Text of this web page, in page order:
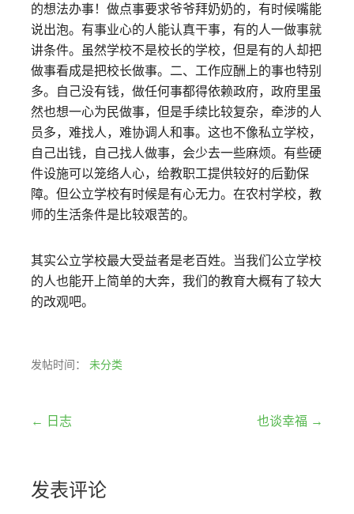
的想法办事！做点事要求爷爷拜奶奶的，有时候嘴能
说出泡。有事业心的人能认真干事，有的人一做事就
讲条件。虽然学校不是校长的学校，但是有的人却把
做事看成是把校长做事。二、工作应酬上的事也特别
多。自己没有钱，做任何事都得依赖政府，政府里虽
然也想一心为民做事，但是手续比较复杂，牵涉的人
员多，难找人，难协调人和事。这也不像私立学校，
自己出钱，自己找人做事，会少去一些麻烦。有些硬
件设施可以笼络人心，给教职工提供较好的后勤保
障。但公立学校有时候是有心无力。在农村学校，教
师的生活条件是比较艰苦的。
其实公立学校最大受益者是老百姓。当我们公立学校
的人也能开上简单的大奔，我们的教育大概有了较大
的改观吧。
发帖时间： 未分类
文
导
← 日志 也谈幸福 →
发表评论